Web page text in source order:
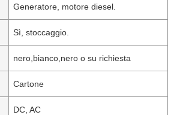
Generatore, motore diesel.
Sì, stoccaggio.
nero,bianco,nero o su richiesta
Cartone
DC, AC